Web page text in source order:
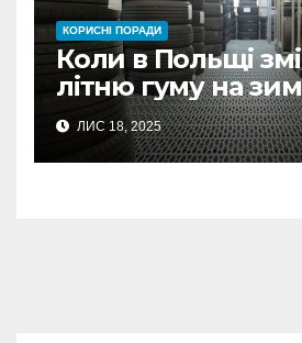
КОРИСНІ ПОРАДИ
Коли в Польщі
літню гуму на
ЛИС 18, 2025